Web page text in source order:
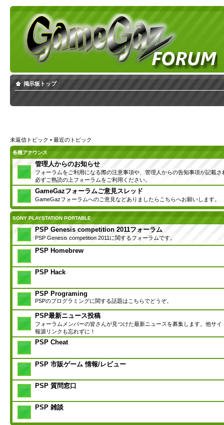
掲示板トップ
未返信トピック • 最近のトピック
各種アナウンス
管理人からのお知らせ
フォーラムをご利用になる際の注意事項や、管理人からの告知事項が記載さ
必ずご熟読の上フォーラムをご利用ください。
GameGazフォーラムご意見スレッド
GameGazフォーラムへのご意見などありましたらこちらへお願いします。
SONY PLAYSTATION PORTABLE
PSP Genesis competition 2011フォーラム
PSP Genesis competition 2011に関するフォーラムです。
PSP Homebrew
PSP Hack
PSP Programing
PSPのプログラミングに関する話題はこちらでどうぞ。
PSP最新ニュース投稿
フォーラムメンバーの皆さんが見つけた最新ニュースを募集します。他サイ
報源リンクも忘れずに！
PSP Cheat
PSP 市販ゲーム 情報/レビュー
PSP 質問窓口
PSP 雑談